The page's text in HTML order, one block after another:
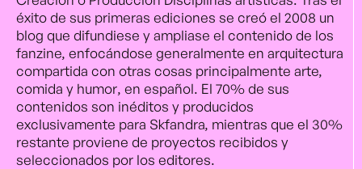
éxito de sus primeras ediciones se creó el 2008 un
blog que difundiese y ampliase el contenido de los
fanzine, enfocándose generalmente en arquitectura
compartida con otras cosas principalmente arte,
comida y humor, en español. El 70% de sus
contenidos son inéditos y producidos
exclusivamente para Skfandra, mientras que el 30%
restante proviene de proyectos recibidos y
seleccionados por los editores.